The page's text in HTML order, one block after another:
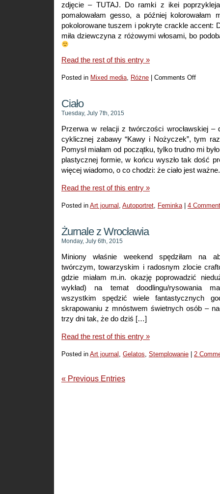
zdjęcie – TUTAJ. Do ramki z ikei
pomalowałam gesso, a później kolorowałam
pokolorowane tuszem i pokryte crackle accent:
miła dziewczyna z różowymi włosami, bo
Read the rest of this entry »
Posted in Mixed media, Różne Comments Offon
Ciało
Tuesday, July 7th, 2015
Przerwa w relacji z twórczości wrocławskiej
cyklicznej zabawy “Kawy i Nożyczek”, tym
Pomysł miałam od początku, tylko trudno mi
plastycznej formie, w końcu wyszło tak dość
więcej wiadomo, o co chodzi: że ciało jest
Read the rest of this entry »
Posted in Art journal , Autoportret, Feminka| 4
Żurnale z Wrocławia
Monday, July 6th, 2015
Miniony właśnie weekend spędziłam na
twórczym, towarzyskim i radosnym zlocie
gdzie miałam m.in. okazję poprowadzić
wykład) na temat doodlingu/rysowania
wszystkim spędzić wiele fantastycznych
skrapowaniu z mnóstwem świetnych osób –
trzy dni tak, że do dziś […]
Read the rest of this entry »
Posted in Art journal , Gelatos, Stemplowanie 2
« Previous Entries